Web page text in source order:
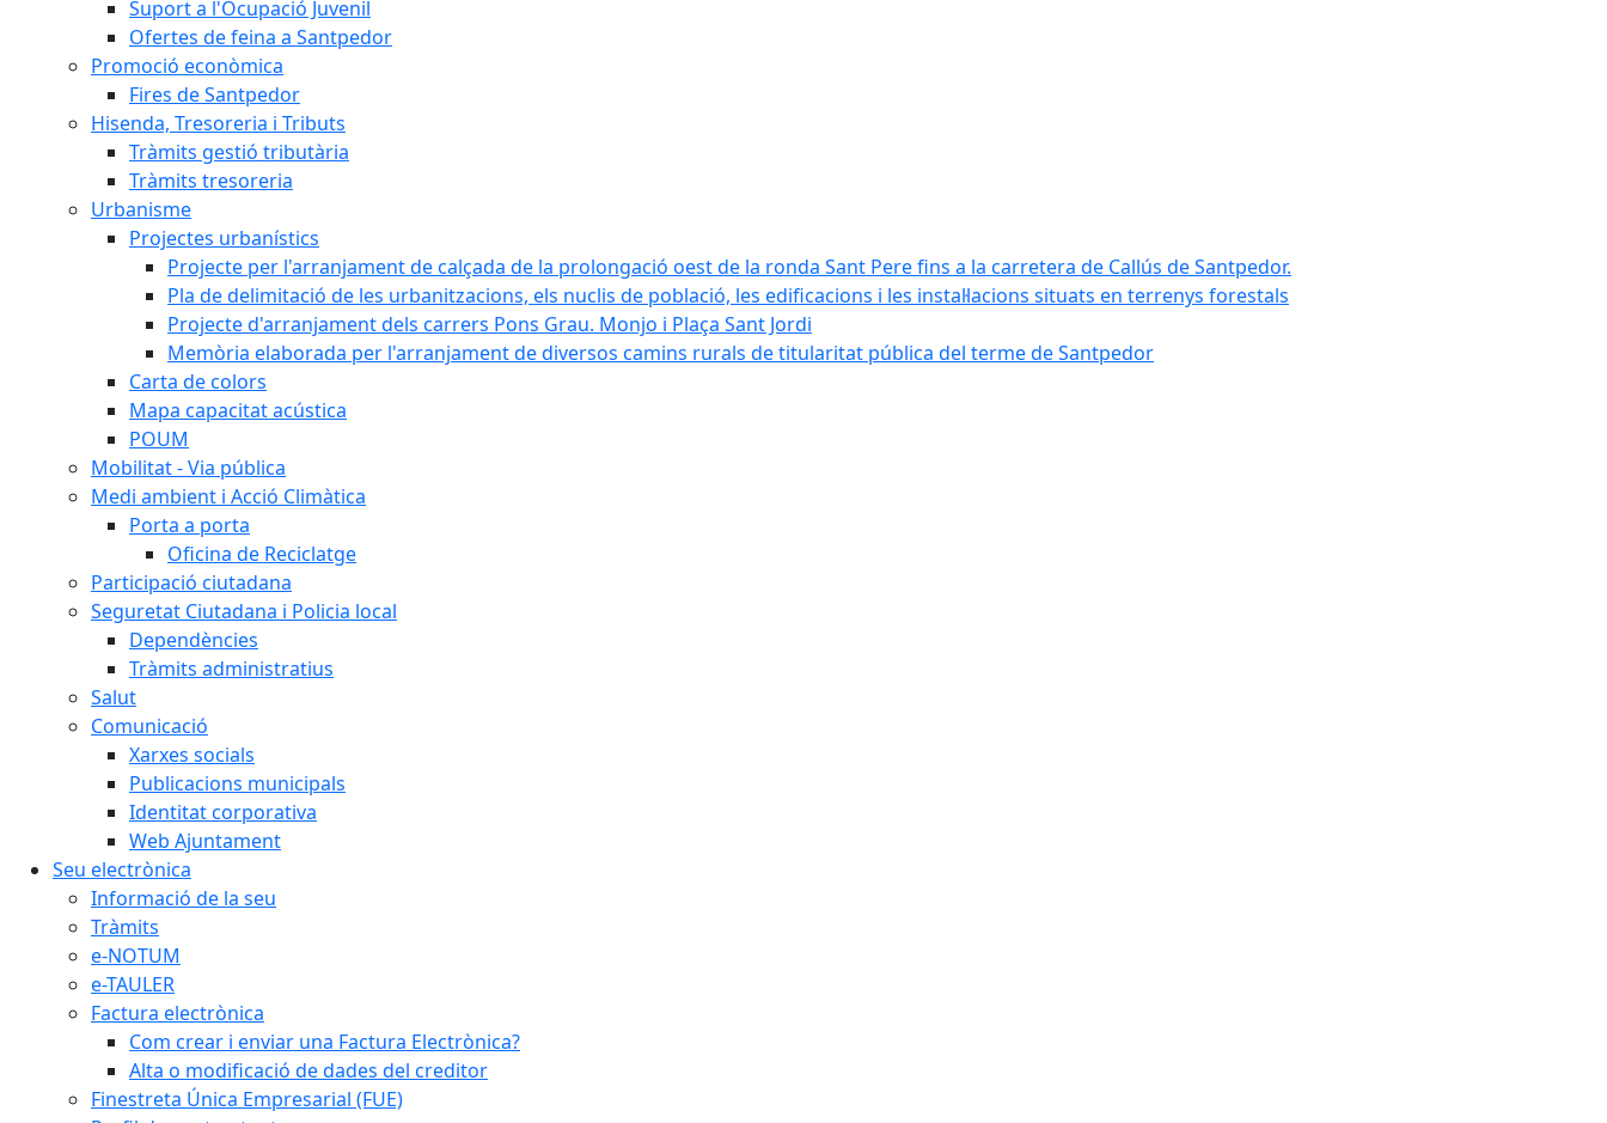
Suport a l'Ocupació Juvenil
Ofertes de feina a Santpedor
Promoció econòmica
Fires de Santpedor
Hisenda, Tresoreria i Tributs
Tràmits gestió tributària
Tràmits tresoreria
Urbanisme
Projectes urbanístics
Projecte per l'arranjament de calçada de la prolongació oest de la ronda Sant Pere fins a la carretera de Callús de Santpedor.
Pla de delimitació de les urbanitzacions, els nuclis de població, les edificacions i les instal·lacions situats en terrenys forestals
Projecte d'arranjament dels carrers Pons Grau. Monjo i Plaça Sant Jordi
Memòria elaborada per l'arranjament de diversos camins rurals de titularitat pública del terme de Santpedor
Carta de colors
Mapa capacitat acústica
POUM
Mobilitat - Via pública
Medi ambient i Acció Climàtica
Porta a porta
Oficina de Reciclatge
Participació ciutadana
Seguretat Ciutadana i Policia local
Dependències
Tràmits administratius
Salut
Comunicació
Xarxes socials
Publicacions municipals
Identitat corporativa
Web Ajuntament
Seu electrònica
Informació de la seu
Tràmits
e-NOTUM
e-TAULER
Factura electrònica
Com crear i enviar una Factura Electrònica?
Alta o modificació de dades del creditor
Finestreta Única Empresarial (FUE)